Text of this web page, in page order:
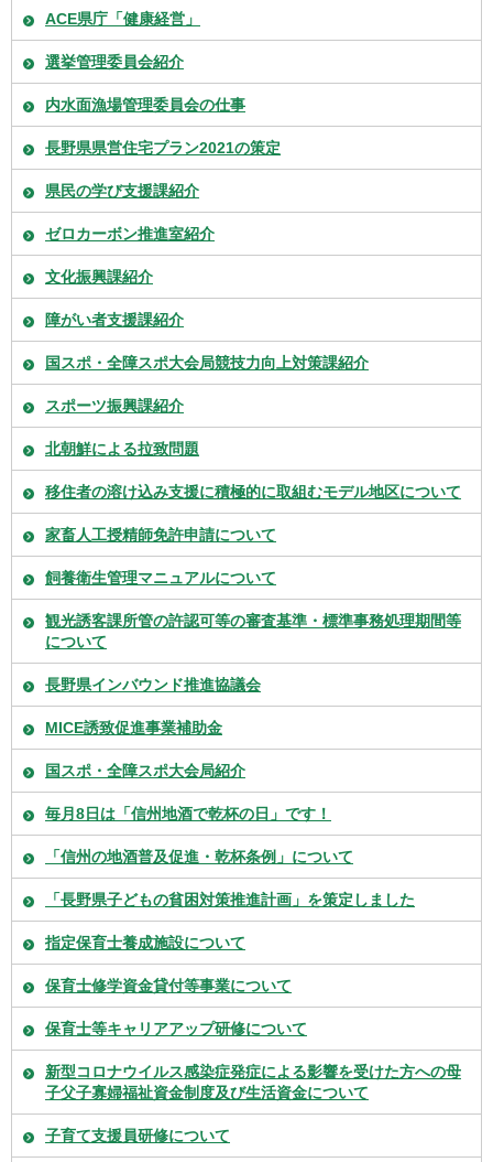
ACE県庁「健康経営」
選挙管理委員会紹介
内水面漁場管理委員会の仕事
長野県県営住宅プラン2021の策定
県民の学び支援課紹介
ゼロカーボン推進室紹介
文化振興課紹介
障がい者支援課紹介
国スポ・全障スポ大会局競技力向上対策課紹介
スポーツ振興課紹介
北朝鮮による拉致問題
移住者の溶け込み支援に積極的に取組むモデル地区について
家畜人工授精師免許申請について
飼養衛生管理マニュアルについて
観光誘客課所管の許認可等の審査基準・標準事務処理期間等
について
長野県インバウンド推進協議会
MICE誘致促進事業補助金
国スポ・全障スポ大会局紹介
毎月8日は「信州地酒で乾杯の日」です！
「信州の地酒普及促進・乾杯条例」について
「長野県子どもの貧困対策推進計画」を策定しました
指定保育士養成施設について
保育士修学資金貸付等事業について
保育士等キャリアアップ研修について
新型コロナウイルス感染症発症による影響を受けた方への母
子父子寡婦福祉資金制度及び生活資金について
子育て支援員研修について